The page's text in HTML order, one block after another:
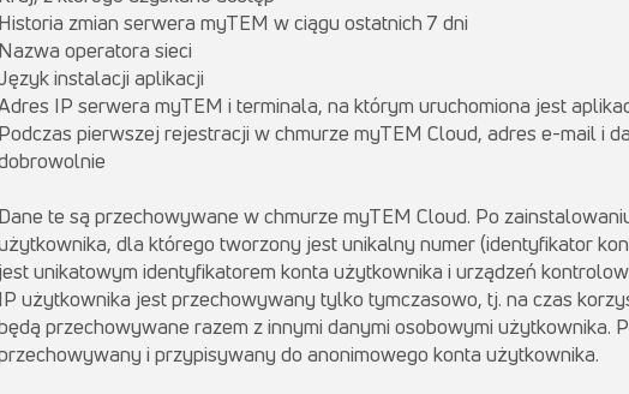
Historia zmian serwera myTEM w ciągu ostatnich 7 dni
Nazwa operatora sieci
instalacji aplikacji
IP serwera myTEM i terminala, na którym uruchomiona jest
Podczas pierwszej rejestracji w chmurze myTEM Cloud, adres e-mail i
Dane te są przechowywane w chmurze myTEM Cloud. Po
dla którego tworzony jest unikalny numer (identyfikator
jest unikatowym identyfikatorem konta użytkownika i urządzeń
IP użytkownika jest przechowywany tylko tymczasowo, tj. na czas
przechowywane razem z innymi danymi osobowymi użytkownika.
i przypisywany do anonimowego konta użytkownika.